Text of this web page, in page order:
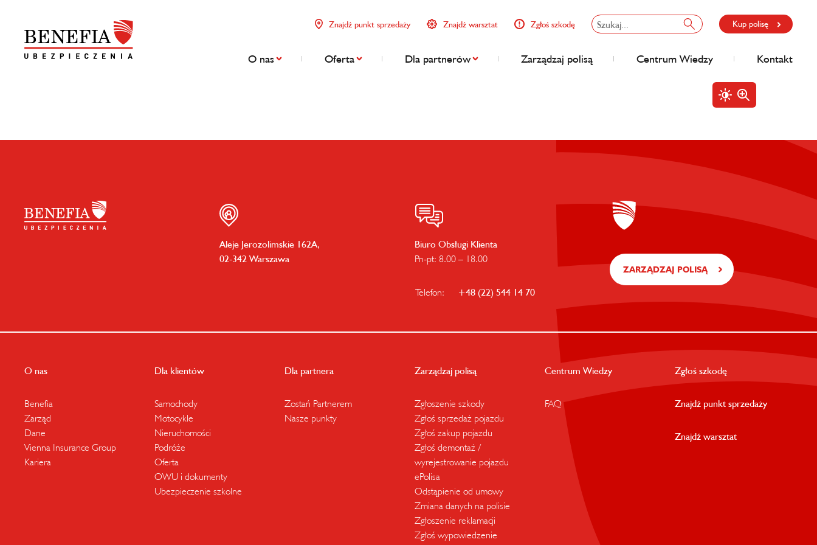
Znajdź punkt sprzedaży Znajdź warsztat Zgłoś szkodę Kup polisę
O nas Oferta Dla partnerów Zarządzaj polisą Centrum Wiedzy Kontakt
Aleje Jerozolimskie 162A,
02-342 Warszawa
Biuro Obsługi Klienta
Pn-pt: 8.00 – 18.00
Telefon: +48 (22) 544 14 70
ZARZĄDZAJ POLISĄ
O nas
Benefia
Zarząd
Dane
Vienna Insurance Group
Kariera
Dla klientów
Samochody
Motocykle
Nieruchomości
Podróże
Oferta
OWU i dokumenty
Ubezpieczenie szkolne
Dla partnera
Zostań Partnerem
Nasze punkty
Zarządzaj polisą
Zgłoszenie szkody
Zgłoś sprzedaż pojazdu
Zgłoś zakup pojazdu
Zgłoś demontaż /
wyrejestrowanie pojazdu
ePolisa
Odstąpienie od umowy
Zmiana danych na polisie
Zgłoszenie reklamacji
Zgłoś wypowiedzenie
Centrum Wiedzy
FAQ
Zgłoś szkodę
Znajdź punkt sprzedaży
Znajdź warsztat